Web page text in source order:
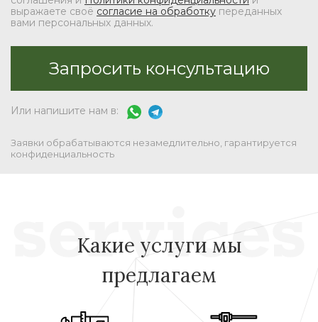
выражаете своё согласие на обработкупереданных
вами персональных данных.
Или напишите нам в:
Заявки обрабатываются незамедлительно, гарантируется
конфиденциальность
Какие услуги мы
предлагаем